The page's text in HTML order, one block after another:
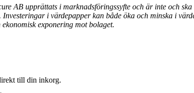
AB upprättats i marknadsföringssyfte och är inte och
i värdepapper kan både öka och minska i
exponering mot bolaget.
till din inkorg.